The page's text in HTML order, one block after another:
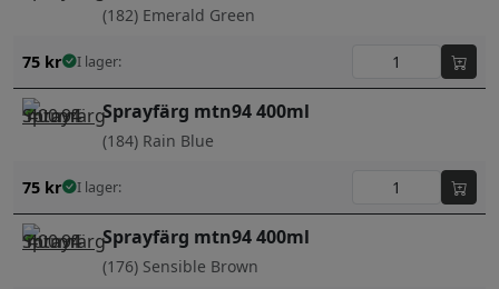
(182) Emerald Green
75 kr I lager:
Sprayfärg mtn94 400ml
(184) Rain Blue
75 kr I lager:
Sprayfärg mtn94 400ml
(176) Sensible Brown